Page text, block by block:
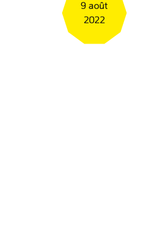
9 août
2022